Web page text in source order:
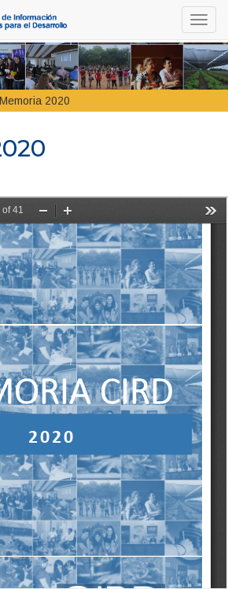
Memoria 2020